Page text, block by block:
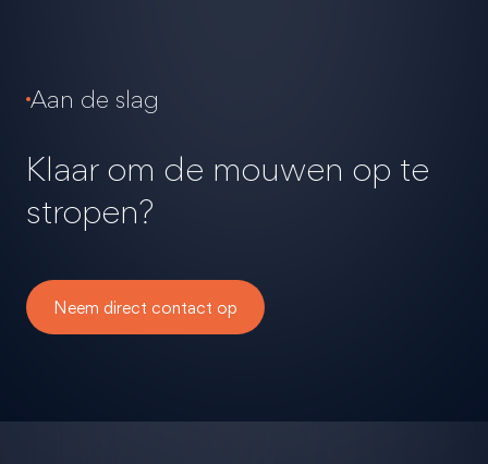
Aan de slag
Klaar om de mouwen op te
stropen?
Neem direct contact op